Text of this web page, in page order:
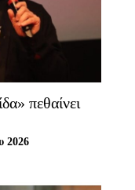
πεθαίνει
2026